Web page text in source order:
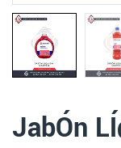
JabÓn